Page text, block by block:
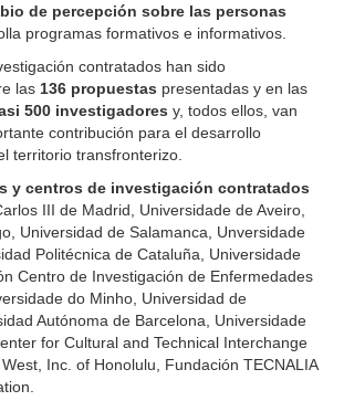
de percepción sobre las personas
programas formativos e informativos.
contratados han sido
las 136 propuestas presentadas y en las
500 investigadores y, todos ellos, van
contribución para el desarrollo
territorio transfronterizo.
y centros de investigación contratados
III de Madrid, Universidade de Aveiro,
Universidad de Salamanca, Unversidade
Politécnica de Cataluña, Universidade
Centro de Investigación de Enfermedades
do Minho, Universidad de
Autónoma de Barcelona, Universidade
for Cultural and Technical Interchange
Inc. of Honolulu, Fundación TECNALIA